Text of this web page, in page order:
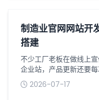
站基础必备资料（上线
制造业官网网站开
搭建
不少工厂老板在做线上
企业站，产品更新还要
好几天，客户想看新款
开发，产品展示系统一
2026-07-17